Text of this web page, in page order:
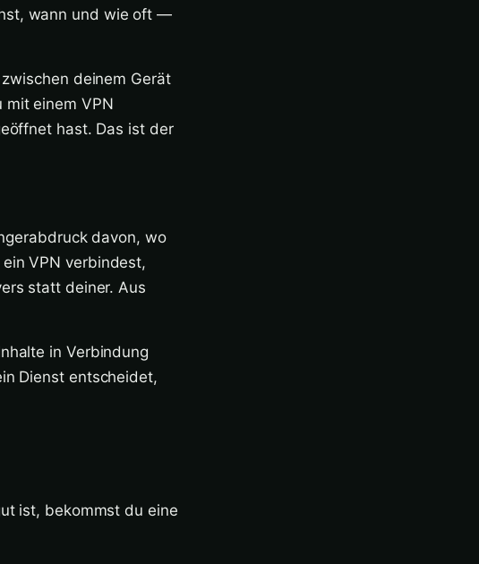
wann und wie oft —
deinem Gerät
mit einem VPN
hast. Das ist der
davon, wo
VPN verbindest,
statt deiner. Aus
in Verbindung
Dienst entscheidet,
ist, bekommst du eine